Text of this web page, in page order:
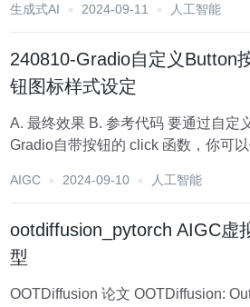
Gradio界面 注意 总...
生成式AI 2024-09-11 人工智能
240810-Gradio自定义Button
钮图标样式设定
A. 最终效果 B. 参考代码 要通过自定义HTML按钮来触发
Gradio自带按钮的 click 函数，你可
这一点： import gradio as...
AIGC 2024-09-10 人工智能
ootdiffusion_pytorch AIGC虚
型
OOTDiffusion 论文 OOTDiffusion: Outfitting Fusion based